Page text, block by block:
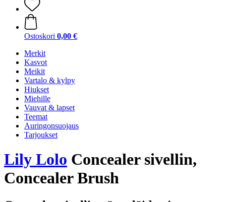
Ostoskori 0,00 €
Merkit
Kasvot
Meikit
Vartalo & kylpy
Hiukset
Miehille
Vauvat & lapset
Teemat
Auringonsuojaus
Tarjoukset
Lily Lolo Concealer sivellin,
Concealer Brush